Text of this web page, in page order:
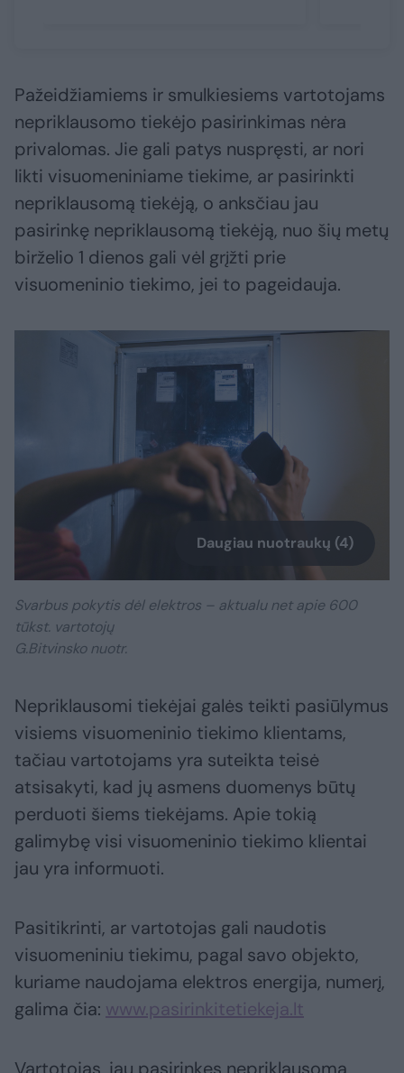
Pažeidžiamiems ir smulkiesiems vartotojams
nepriklausomo tiekėjo pasirinkimas nėra
privalomas. Jie gali patys nuspręsti, ar nori
likti visuomeniniame tiekime, ar pasirinkti
nepriklausomą tiekėją, o anksčiau jau
pasirinkę nepriklausomą tiekėją, nuo šių metų
birželio 1 dienos gali vėl grįžti prie
visuomeninio tiekimo, jei to pageidauja.
Daugiau nuotraukų (4)
Svarbus pokytis dėl elektros – aktualu net apie 600
tūkst. vartotojų
G.Bitvinsko nuotr.
Nepriklausomi tiekėjai galės teikti pasiūlymus
visiems visuomeninio tiekimo klientams,
tačiau vartotojams yra suteikta teisė
atsisakyti, kad jų asmens duomenys būtų
perduoti šiems tiekėjams. Apie tokią
galimybę visi visuomeninio tiekimo klientai
jau yra informuoti.
Pasitikrinti, ar vartotojas gali naudotis
visuomeniniu tiekimu, pagal savo objekto,
kuriame naudojama elektros energija, numerį,
galima čia: www.pasirinkitetiekeja.lt